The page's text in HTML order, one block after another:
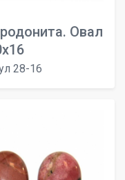
Овал
28-16